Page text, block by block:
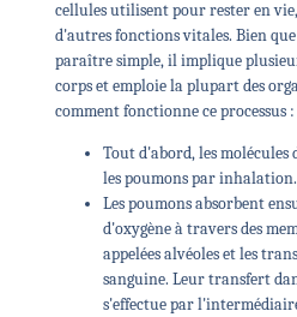
cellules utilisent pour rester en
d'autres fonctions vitales. Bien que
paraître simple, il implique
corps et emploie la plupart des
comment fonctionne ce processus :
Tout d'abord, les molécules
les poumons par inhalation.
Les poumons absorbent
d'oxygène à travers des
appelées alvéoles et les
sanguine. Leur transfert
s'effectue par